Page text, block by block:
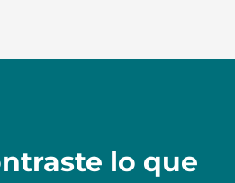
lo que